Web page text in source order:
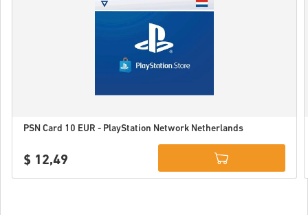
PSN Card 10 EUR - PlayStation Network Netherlands
$ 12,49